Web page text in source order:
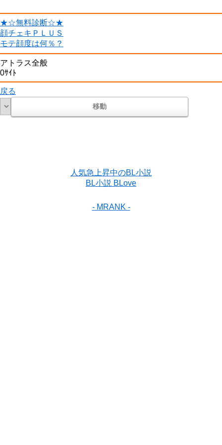
★☆無料診断☆★
顔チェキＰＬＵＳ
モテ顔度は何％？
アトラス全般
0ｻｲﾄ
戻る
人気急上昇中のBL小説
BL小説 BLove
- MRANK -